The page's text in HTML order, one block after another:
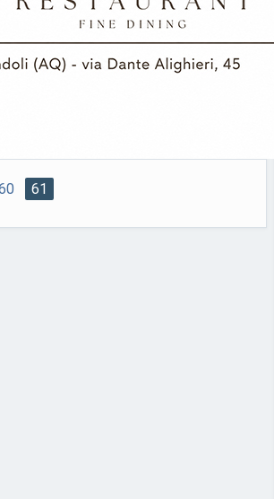
promosso dall’Amministrazione
in collaborazione con il
vedrà la partecipazione di
61